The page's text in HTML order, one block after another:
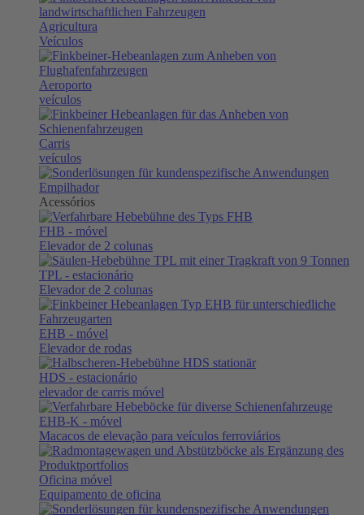
Agricultura
Veículos
Aeroporto
veículos
Carris
veículos
Empilhador
Acessórios
FHB - móvel
Elevador de 2 colunas
TPL - estacionário
Elevador de 2 colunas
EHB - móvel
Elevador de rodas
HDS - estacionário
elevador de carris móvel
EHB-K - móvel
Macacos de elevação para veículos ferroviários
Oficina móvel
Equipamento de oficina